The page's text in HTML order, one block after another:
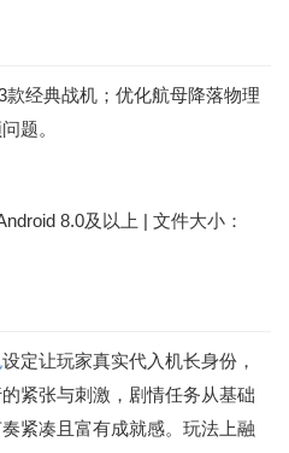
款经典战机；优化航母降落物理
题。
8.0及以上 | 文件大小：
设定让玩家真实代入机长身份，
紧张与刺激，剧情任务从基础
紧凑且富有成就感。玩法上融